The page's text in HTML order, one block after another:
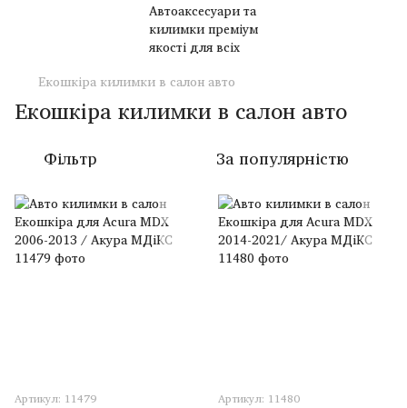
Екошкіра килимки в салон авто
Екошкіра килимки в салон авто
Фільтр За популярністю
Артикул: 11479 Артикул: 11480